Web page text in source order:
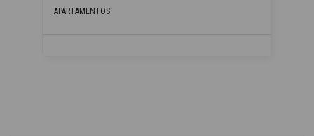
APARTAMENTOS